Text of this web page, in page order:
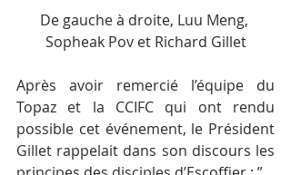
De gauche à droite, Luu Meng,
Sopheak Pov et Richard Gillet
Après avoir remercié l’équipe du
Topaz et la CCIFC qui ont rendu
possible cet événement, le Président
Gillet rappelait dans son discours les